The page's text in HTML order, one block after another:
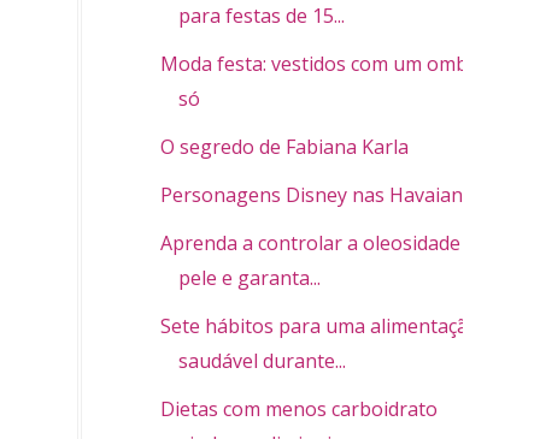
para festas de 15...
Moda festa: vestidos com um ombro
só
O segredo de Fabiana Karla
Personagens Disney nas Havaianas
Aprenda a controlar a oleosidade da
pele e garanta...
Sete hábitos para uma alimentação
saudável durante...
Dietas com menos carboidrato